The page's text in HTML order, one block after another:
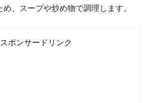
め、スープや炒め物で調理します。